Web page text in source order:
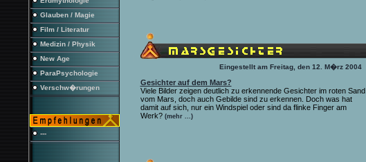
Glauben / Magie
Film / Literatur
Medizin / Physik
New Age
ParaPsychologie
Verschw�rungen
---
Eingestellt am Freitag, den 12. M�rz 2004
Gesichter auf dem Mars?
Viele Bilder zeigen deutlich zu erkennende Gesichter im roten Sand
vom Mars, doch auch Gebilde sind zu erkennen. Doch was hat
damit auf sich, nur ein Windspiel oder sind da flinke Finger am
Werk? (mehr ...)